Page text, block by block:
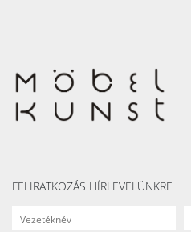
FELIRATKOZÁS HÍRLEVELÜNKRE